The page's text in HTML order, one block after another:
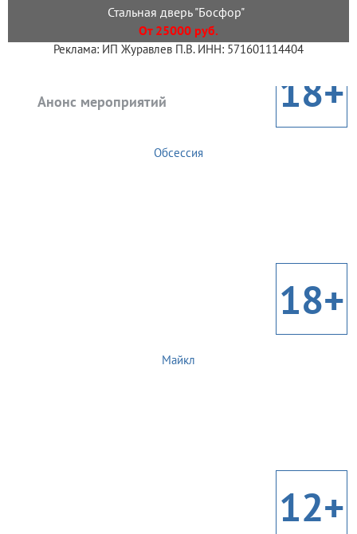
Стальная дверь "Босфор"
От 25000 руб.
Реклама: ИП Журавлев П.В. ИНН: 571601114404
Анонс мероприятий 18+
Обсессия
18+
Майкл
12+